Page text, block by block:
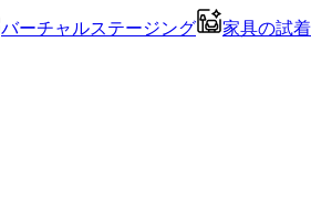
バーチャルステージング 家具の試着